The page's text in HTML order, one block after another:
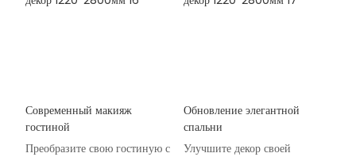
Современный макияж
гостиной
Преобразите свою гостиную с
Обновление элегантной
спальни
Улучшите декор своей